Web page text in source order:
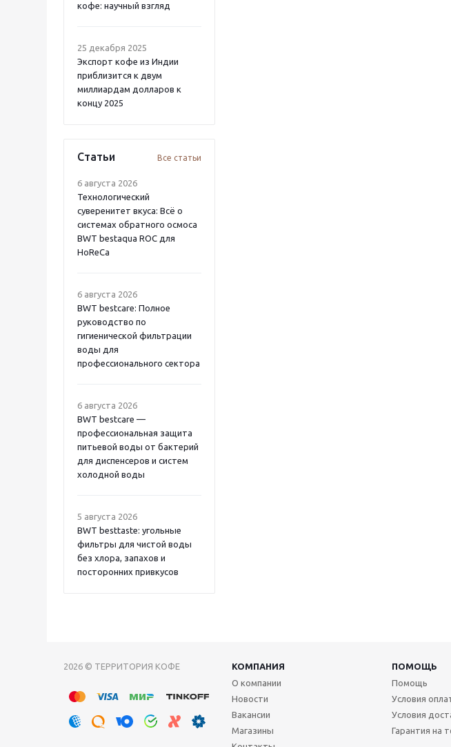
кофе: научный взгляд
25 декабря 2025
Экспорт кофе из Индии
приблизится к двум
миллиардам долларов к
концу 2025
Статьи Все статьи
6 августа 2026
Технологический
суверенитет вкуса: Всё о
системах обратного осмоса
BWT bestaqua ROC для
HoReCa
6 августа 2026
BWT bestcare: Полное
руководство по
гигиенической фильтрации
воды для
профессионального сектора
6 августа 2026
BWT bestcare —
профессиональная защита
питьевой воды от бактерий
для диспенсеров и систем
холодной воды
5 августа 2026
BWT besttaste: угольные
фильтры для чистой воды
без хлора, запахов и
посторонних привкусов
2026 © ТЕРРИТОРИЯ КОФЕ КОМПАНИЯ ПОМОЩЬ
О компании
Новости
Вакансии
Магазины
Помощь
Условия
Условия
Гарантия на